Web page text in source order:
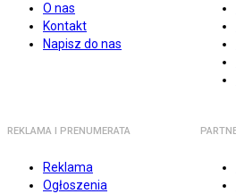
O nas
Kontakt
Napisz do nas
REKLAMA I PRENUMERATA
Reklama
Ogłoszenia